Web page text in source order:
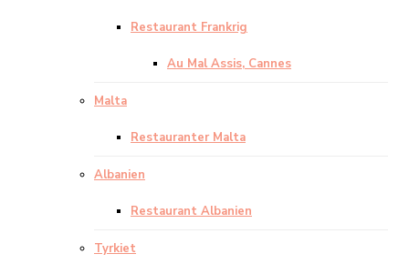
Restaurant Frankrig
Au Mal Assis, Cannes
Malta
Restauranter Malta
Albanien
Restaurant Albanien
Tyrkiet